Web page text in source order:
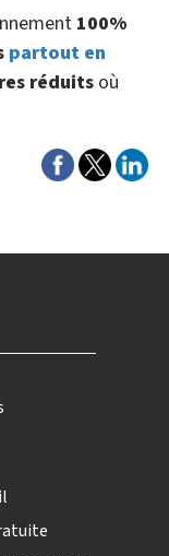
100%
partout en
réduits où